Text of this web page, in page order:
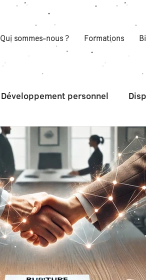
Qui sommes-nous ? Formations
Développement personnel